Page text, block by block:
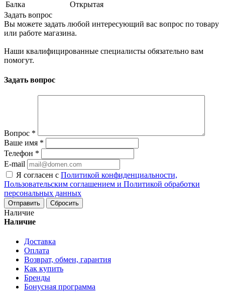
Балка
Открытая
Задать вопрос
Вы можете задать любой интересующий вас вопрос по товару
или работе магазина.
Наши квалифицированные специалисты обязательно вам
помогут.
Задать вопрос
Вопрос *
Ваше имя *
Телефон *
E-mail
Я согласен с Политикой конфиденциальности,
Пользовательским соглашением и Политикой обработки
персональных данных
Сбросить
Наличие
Наличие
Доставка
Оплата
Возврат, обмен, гарантия
Как купить
Бренды
Бонусная программа